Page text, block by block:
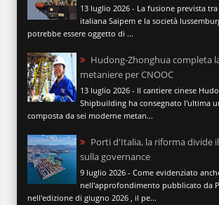
13 luglio 2026 - La fusione prevista
italiana Saipem e la società
potrebbe essere oggetto di ...
Hudong-Zhonghua completa
metaniere per CNOOC
13 luglio 2026 - Il cantiere cinese
Shipbuilding ha consegnato l'ultima
composta da sei moderne metan...
Porti d'Italia, la riforma divide
sulla governance
9 luglio 2026 - Come evidenziato
nell'approfondimento pubblicato da
nell'edizione di giugno 2026 , il pe...